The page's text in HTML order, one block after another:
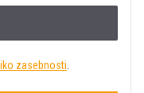
zasebnosti.